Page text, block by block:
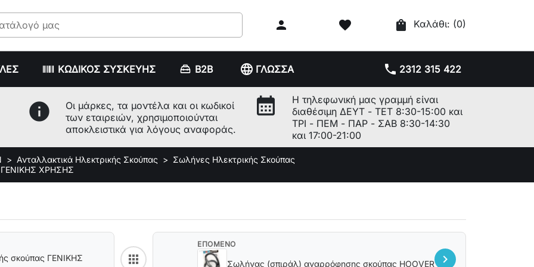
 favorite shopping_bag Καλάθι: (0)
ΚΩΔΙΚΟΣ ΣΥΣΚΕΥΗΣ B2B phone 2312 315 422
language ΓΛΩΣΣΑ
info
Οι μάρκες, τα μοντέλα και οι κωδικοί
των εταιρειών, χρησιμοποιούνται
αποκλειστικά για λόγους αναφοράς.
calendar_month
Η τηλεφωνική μας γραμμή είναι
διαθέσιμη ΔΕΥΤ - ΤΕΤ 8:30-15:00 και
ΤΡΙ - ΠΕΜ - ΠΑΡ - ΣΑΒ 8:30-14:30
και 17:00-21:00
Ανταλλακτικά Ηλεκτρικής Σκούπας
Σωλήνες Ηλεκτρικής Σκούπας
ΓΕΝΙΚΗΣ ΧΡΗΣΗΣ
σκούπας ΓΕΝΙΚΗΣ
appsBack to category
ΕΠΟΜΕΝΟ
Σωλήνας (σπιράλ) αναρρόφησης σκούπας HOOVER chevron_right